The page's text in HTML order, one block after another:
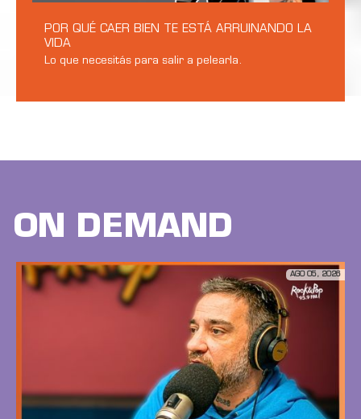
POR QUÉ CAER BIEN TE ESTÁ ARRUINANDO LA
VIDA
Lo que necesitás para salir a pelearla.
ON DEMAND
AGO 05, 2026